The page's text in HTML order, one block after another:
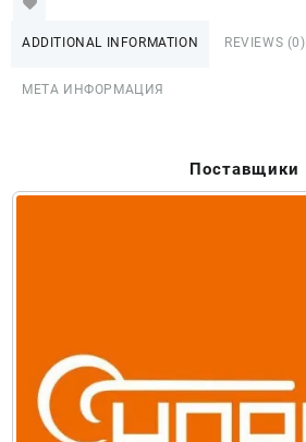
ADDITIONAL INFORMATION REVIEWS (0)
МЕТА ИНФОРМАЦИЯ
Поставщики